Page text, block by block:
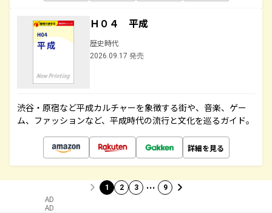
Ｈ０４ 平成
歴史時代
2026.09.17 発売
渋谷・原宿など平成カルチャーを象徴する街や、音楽、ゲー
ム、ファッションなど、平成時代の流行と文化を巡るガイド。
詳細を見る
1 2 3 … 9
AD
AD